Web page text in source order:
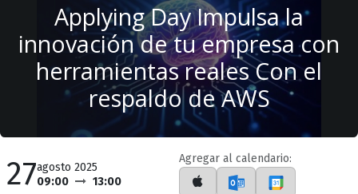
Applying Day Impulsa la
innovación de tu empresa con
herramientas reales Con el
respaldo de AWS
27agosto 2025
09:00
13:00
Agregar al calendario: